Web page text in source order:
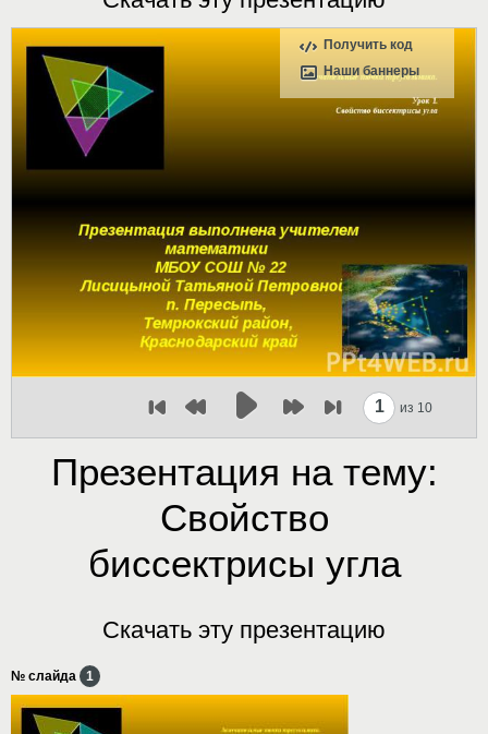
Получить код
Наши баннеры
1 из 10
Презентация на тему:
Свойство
биссектрисы угла
Скачать эту презентацию
№ слайда 1